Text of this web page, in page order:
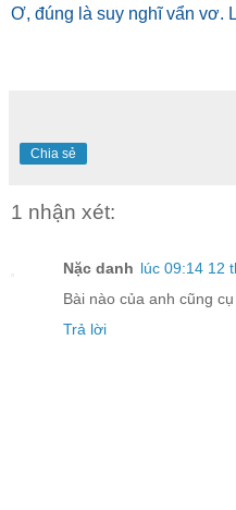
Ơ, đúng là suy nghĩ vẩn vơ.
Chia sẻ
1 nhận xét:
Nặc danh lúc 09:14 12
Bài nào của anh cũng
Trả lời